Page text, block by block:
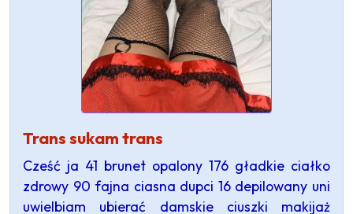
Trans sukam trans
Cześć ja 41 brunet opalony 176 gładkie ciałko
zdrowy 90 fajna ciasna dupci 16 depilowany uni
uwielbiam ubierać damskie ciuszki makijaż